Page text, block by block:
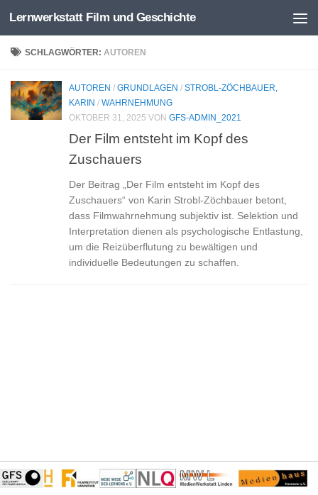
Zum Inhalt springen
Lernwerkstatt Film und Geschichte
SCHLAGWÖRTER:AUTOREN
AUTOREN / GRUNDLAGEN / STROBL-ZÖCHBAUER,
KARIN / WAHRNEHMUNG
OKTOBER 31, 2025 VON GFS-ADMIN_2021
Der Film entsteht im Kopf des
Zuschauers
Der Beitrag „Der Film entsteht im Kopf des
Zuschauers“ von Karin Strobl-Zöchbauer betont,
dass Filmwahrnehmung subjektiv ist. Selektion und
Interpretation dienen als psychologische Entlastung,
um die Reizüberflutung zu bewältigen und
individuelle Bedeutungen zu schaffen.